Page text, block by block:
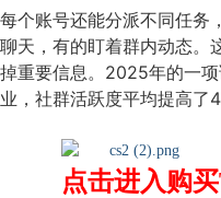
每个账号还能分派不同任务
聊天，有的盯着群内动态。
掉重要信息。2025年的一
业，社群活跃度平均提高了
点击进入购